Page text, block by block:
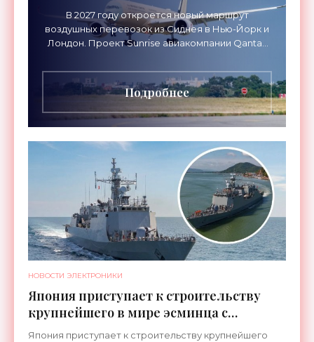
В 2027 году откроется новый маршрут
воздушных перевозок из Сиднея в Нью-Йорк и
Лондон. Проект Sunrise авиакомпании Qantas
длительностью до 24
Подробнее
НОВОСТИ ЭЛЕКТРОНИКИ
Япония приступает к строительству
крупнейшего в мире эсминца с
системой ПРО AEGIS - «Оружие»
Япония приступает к строительству крупнейшего